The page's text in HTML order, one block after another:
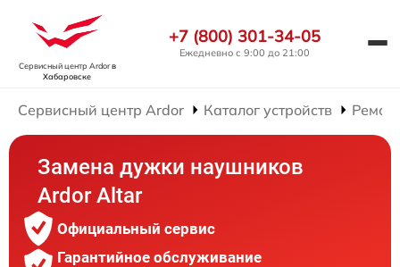
Сервисный центр Ardorв
Хабаровске
+7 (800) 301-34-05
Ежедневно с 9:00 до 21:00
Сервисный центр Ardor Каталог устройств
Замена дужки наушников
Ardor Аltar
Официальный сервис
Гарантийное обслуживание